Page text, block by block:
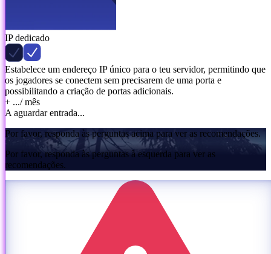
IP dedicado
Estabelece um endereço IP único para o teu servidor, permitindo que
os jogadores se conectem sem precisarem de uma porta e
possibilitando a criação de portas adicionais.
+ .../ mês
A aguardar entrada...
Por favor, responda às perguntas acima para ver as recomendações.
Por favor, responda às perguntas à esquerda para ver as
recomendações.